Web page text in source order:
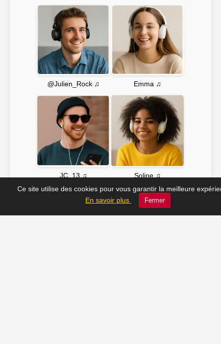
@Julien_Rock ♫ Emma ♫
JC_13 ♫ Soline ♫
📸 Tu veux apparaître ici ? Envoie-nous ta photo à
contact@radio-lechatelet.fr
Ce site utilise des cookies pour vous garantir la meilleure
En savoir plus
Fermer